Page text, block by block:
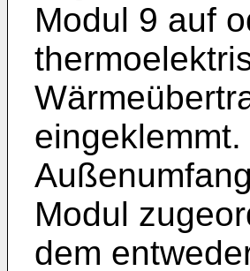
Modul 9 auf
Modul
dem